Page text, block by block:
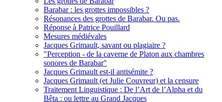
Barabar : les grottes impossibles ?
Résonances des grottes de Barabar. Ou pas.
Réponse à Patrice Pouillard
Mesures médiévales
Jacques Grimault, savant ou plagiaire ?
"Perception - de la caverne de Platon aux chambres
sonores de Barabar"
Jacques Grimault est-il antisémite ?
Jacques Grimault (et Julie Couvreur) et la censure
Traitement Linguistique : De l’Art de l’Alpha et du
Bêta : ou lettre au Grand Jacques